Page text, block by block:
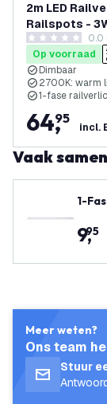
2m LED
Railspots -
Dimbaar - 1-
Railsysteem
0 score sterren0.0
Op voorraad
Dimbaar
2700K: warm
1-fase
64,
95
incl.
Vaak
1-
9,
95
Meer weten?
Ons team
Stuur